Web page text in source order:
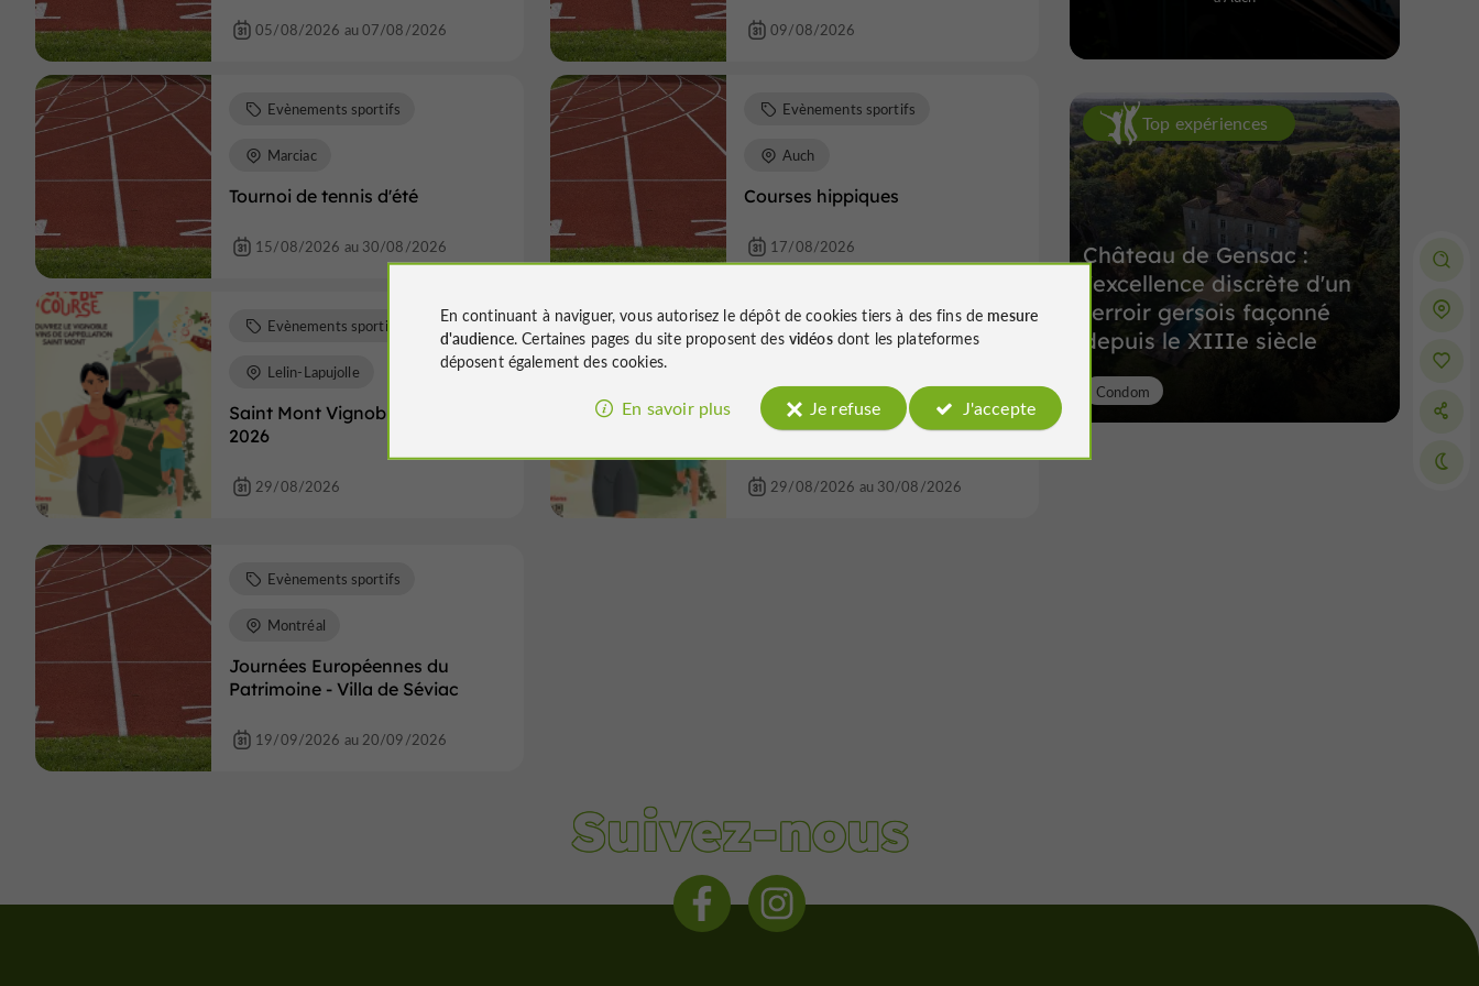
05/08/2026 au 07/08/2026 09/08/2026
Tournoi de tennis d'été
Evènements sportifs
Marciac
15/08/2026 au 30/08/2026
Courses hippiques
Evènements sportifs
Auch
17/08/2026
Saint Mont Vignoble en course
2026
Evènements sportifs
Lelin-Lapujolle
29/08/2026
Saint-Mont Vignoble en Course
Evènements sportifs
29/08/2026 au 30/08/2026
Journées Européennes du
Patrimoine - Villa de Séviac
Evènements sportifs
Montréal
19/09/2026 au 20/09/2026
Top expériences
Château de Gensac :
l'excellence discrète d'un
terroir gersois façonné
depuis le XIIIe siècle
Condom
Suivez-nous
En continuant à naviguer, vous autorisez le dépôt de cookies tiers à des fins de mesure
d'audience. Certaines pages du site proposent des vidéosdont les plateformes
déposent également des cookies.
En savoir plus Je refuse J'accepte